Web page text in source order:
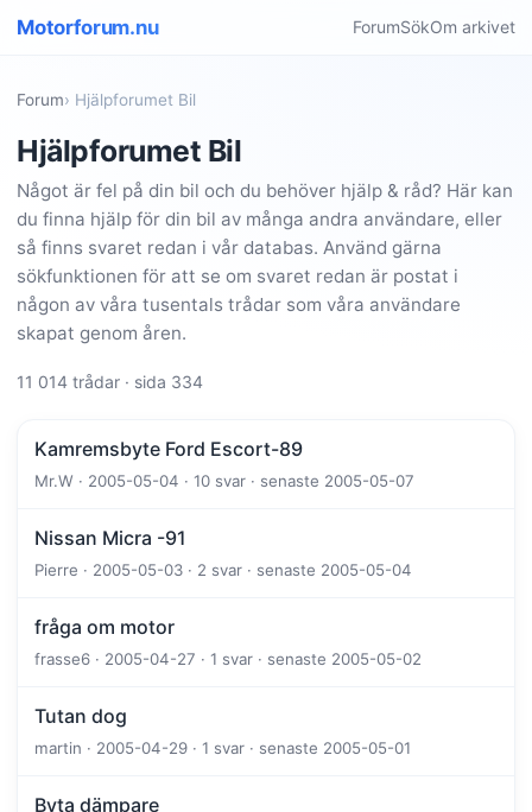
Motorforum.nu ForumSökOm arkivet
Forum› Hjälpforumet Bil
Hjälpforumet Bil
Något är fel på din bil och du behöver hjälp & råd? Här kan
du finna hjälp för din bil av många andra användare, eller
så finns svaret redan i vår databas. Använd gärna
sökfunktionen för att se om svaret redan är postat i
någon av våra tusentals trådar som våra användare
skapat genom åren.
11 014 trådar · sida 334
Kamremsbyte Ford Escort-89
Mr.W · 2005-05-04 · 10 svar · senaste 2005-05-07
Nissan Micra -91
Pierre · 2005-05-03 · 2 svar · senaste 2005-05-04
fråga om motor
frasse6 · 2005-04-27 · 1 svar · senaste 2005-05-02
Tutan dog
martin · 2005-04-29 · 1 svar · senaste 2005-05-01
Byta dämpare